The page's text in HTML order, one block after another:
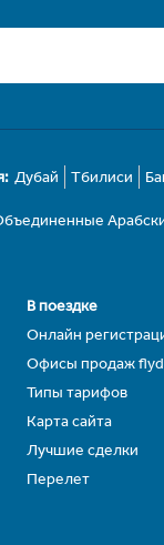
Дубай Тбилиси
В поездке
Онлайн
Офисы продаж
Типы тарифов
Карта сайта
Лучшие сделки
Перелет